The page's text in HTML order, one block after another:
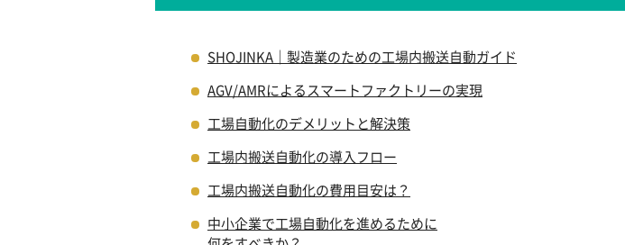
SHOJINKA｜製造業のための工場内搬送自動ガイド
AGV/AMRによるスマートファクトリーの実現
工場自動化のデメリットと解決策
工場内搬送自動化の導入フロー
工場内搬送自動化の費用目安は？
中小企業で工場自動化を進めるために